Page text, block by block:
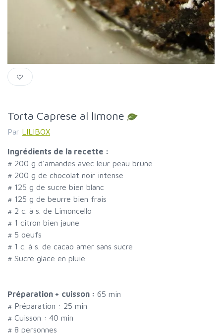
Torta Caprese al limone
Par LILIBOX
Ingrédients de la recette :
# 200 g d'amandes avec leur peau brune
# 200 g de chocolat noir intense
# 125 g de sucre bien blanc
# 125 g de beurre bien frais
# 2 c. à s. de Limoncello
# 1 citron bien jaune
# 5 oeufs
# 1 c. à s. de cacao amer sans sucre
# Sucre glace en pluie
Préparation + cuisson : 65 min
# Préparation : 25 min
# Cuisson : 40 min
# 8 personnes